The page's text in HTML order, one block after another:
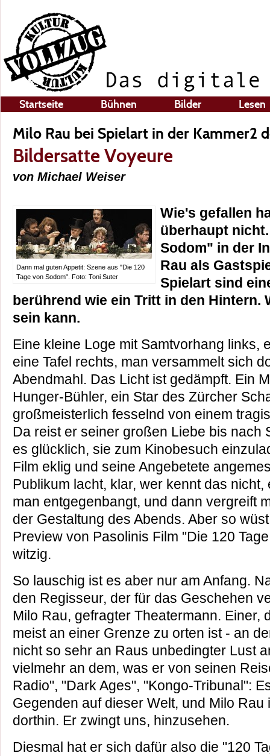
Startseite Bühnen Bilder Lesen
Milo Rau bei Spielart in der Kammer2
Bildersatte Voyeure
von Michael Weiser
Dann mal guten Appetit: Szene aus "Die 120
Tage von Sodom". Foto: Toni Suter
Wie's gefallen
überhaupt
Sodom" in der
Rau als
Spielart sind
berührend wie ein Tritt in den Hintern.
sein kann.
Eine kleine Loge mit Samtvorhang links,
eine Tafel rechts, man versammelt sich
Abendmahl. Das Licht ist gedämpft. Ein
Hunger-Bühler, ein Star des Zürcher
großmeisterlich fesselnd von einem
Da reist er seiner großen Liebe bis nach
es glücklich, sie zum Kinobesuch
Film eklig und seine Angebetete
Publikum lacht, klar, wer kennt das
man entgegenbangt, und dann vergreift
der Gestaltung des Abends. Aber so
Preview von Pasolinis Film "Die 120
witzig.
So lauschig ist es aber nur am Anfang.
den Regisseur, der für das Geschehen
Milo Rau, gefragter Theatermann. Einer,
meist an einer Grenze zu orten ist - an
nicht so sehr an Raus unbedingter Lust
vielmehr an dem, was er von seinen
Radio", "Dark Ages", "Kongo-Tribunal":
Gegenden auf dieser Welt, und Milo
dorthin. Er zwingt uns, hinzusehen.
Diesmal hat er sich dafür also die "120